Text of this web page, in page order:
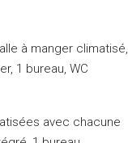
à manger climatisé,
1 bureau, WC
avec chacune